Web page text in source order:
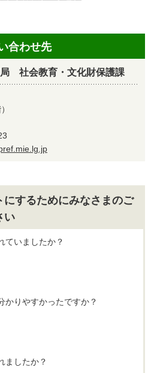
合わせ先
社会教育・文化財保護課
にするためにみなさまのご
い
ていましたか？
かりやすかったですか？
ましたか？